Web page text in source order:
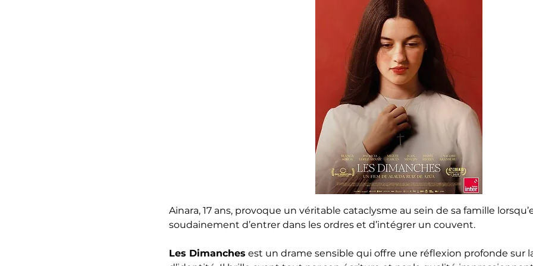
Ainara, 17 ans, provoque un véritable cataclysme au sein de sa famille
soudainement d’entrer dans les ordres et d’intégrer un couvent.
Les Dimanches est un drame sensible qui offre une réflexion profonde sur